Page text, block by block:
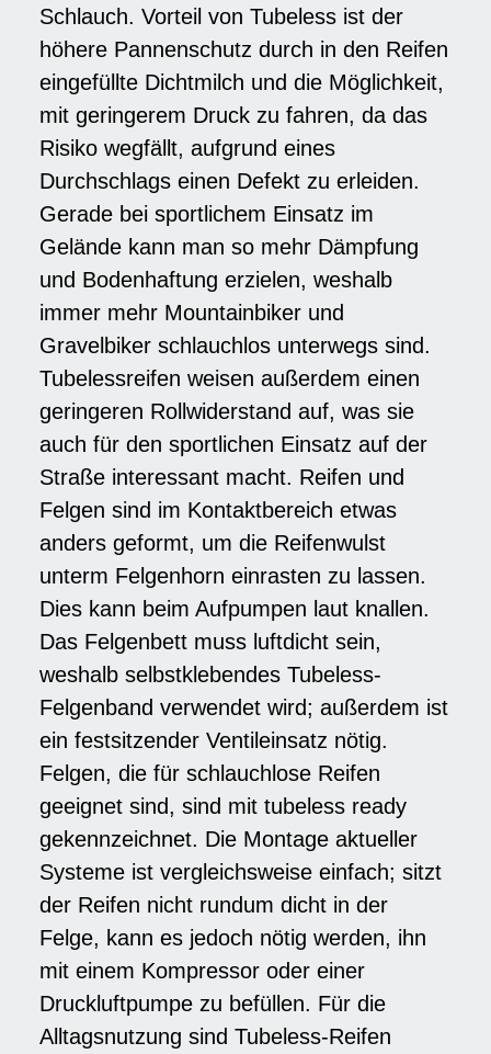
Schlauch. Vorteil von Tubeless ist der
höhere Pannenschutz durch in den Reifen
eingefüllte Dichtmilch und die Möglichkeit,
mit geringerem Druck zu fahren, da das
Risiko wegfällt, aufgrund eines
Durchschlags einen Defekt zu erleiden.
Gerade bei sportlichem Einsatz im
Gelände kann man so mehr Dämpfung
und Bodenhaftung erzielen, weshalb
immer mehr Mountainbiker und
Gravelbiker schlauchlos unterwegs sind.
Tubelessreifen weisen außerdem einen
geringeren Rollwiderstand auf, was sie
auch für den sportlichen Einsatz auf der
Straße interessant macht. Reifen und
Felgen sind im Kontaktbereich etwas
anders geformt, um die Reifenwulst
unterm Felgenhorn einrasten zu lassen.
Dies kann beim Aufpumpen laut knallen.
Das Felgenbett muss luftdicht sein,
weshalb selbstklebendes Tubeless-
Felgenband verwendet wird; außerdem ist
ein festsitzender Ventileinsatz nötig.
Felgen, die für schlauchlose Reifen
geeignet sind, sind mit tubeless ready
gekennzeichnet. Die Montage aktueller
Systeme ist vergleichsweise einfach; sitzt
der Reifen nicht rundum dicht in der
Felge, kann es jedoch nötig werden, ihn
mit einem Kompressor oder einer
Druckluftpumpe zu befüllen. Für die
Alltagsnutzung sind Tubeless-Reifen